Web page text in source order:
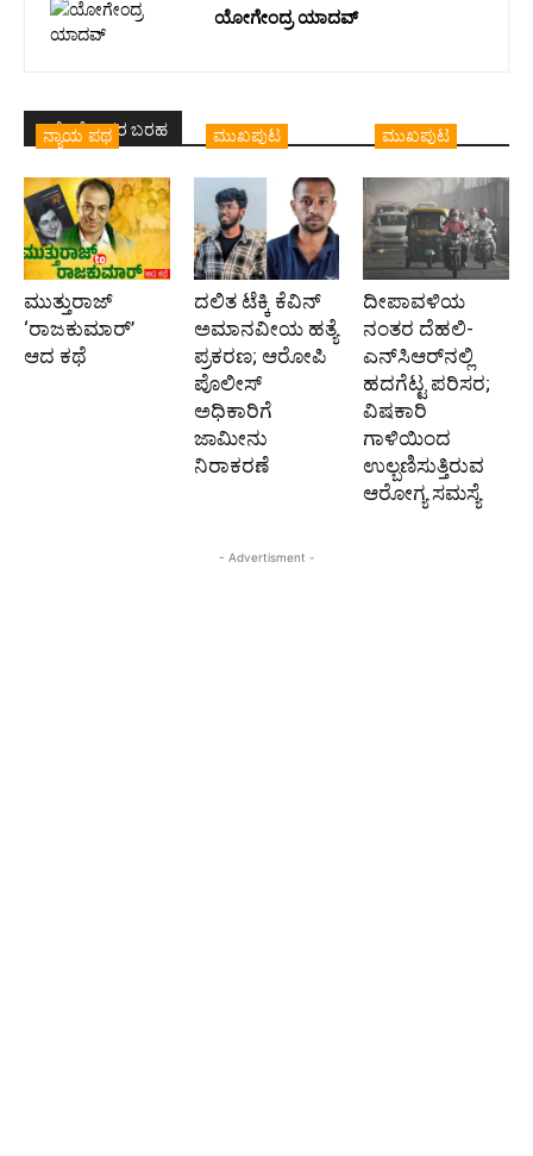
ಯೋಗೇಂದ್ರ ಯಾದವ್
ಇದೇ ಲೇಖಕರ ಬರಹ
ನ್ಯಾಯ ಪಥ
ಮುತ್ತುರಾಜ್
‘ರಾಜಕುಮಾರ್‍’
ಆದ ಕಥೆ
ಮುಖಪುಟ
ದಲಿತ ಟೆಕ್ಕಿ ಕೆವಿನ್
ಅಮಾನವೀಯ ಹತ್ಯೆ
ಪ್ರಕರಣ; ಆರೋಪಿ
ಪೊಲೀಸ್‌
ಅಧಿಕಾರಿಗೆ
ಜಾಮೀನು
ನಿರಾಕರಣೆ
ಮುಖಪುಟ
ದೀಪಾವಳಿಯ
ನಂತರ ದೆಹಲಿ-
ಎನ್‌ಸಿಆರ್‌ನಲ್ಲಿ
ಹದಗೆಟ್ಟ ಪರಿಸರ;
ವಿಷಕಾರಿ
ಗಾಳಿಯಿಂದ
ಉಲ್ಬಣಿಸುತ್ತಿರುವ
ಆರೋಗ್ಯ ಸಮಸ್ಯೆ
- Advertisment -